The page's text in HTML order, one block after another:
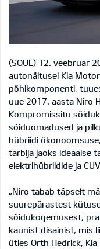
(SOUL) 12. veebruar
autonäitusel Kia
põhikomponenti,
uue 2017. aasta Niro
Kompromissitu
sõiduomadused ja
hübriidi
tarbija jaoks ideaalse
elektrihübriidide ja
„Niro tabab täpselt
suurepärastest
sõidukogemusest,
kaunist disainist, mis
ütles Orth Hedrick,